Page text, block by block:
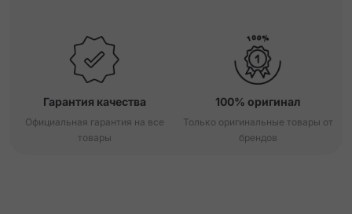
Гарантия качества
Официальная гарантия на все
товары
100% оригинал
Только оригинальные товары от
брендов